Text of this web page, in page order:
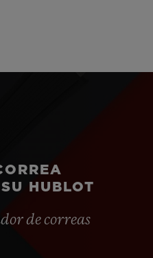
HUBLOT
de correas